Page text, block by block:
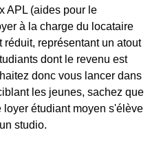
APL (aides pour le
à la charge du locataire
représentant un atout
dont le revenu est
donc vous lancer dans
les jeunes, sachez que
étudiant moyen s'élève
studio.